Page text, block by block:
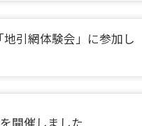
引網体験会」に参加し
開催しました